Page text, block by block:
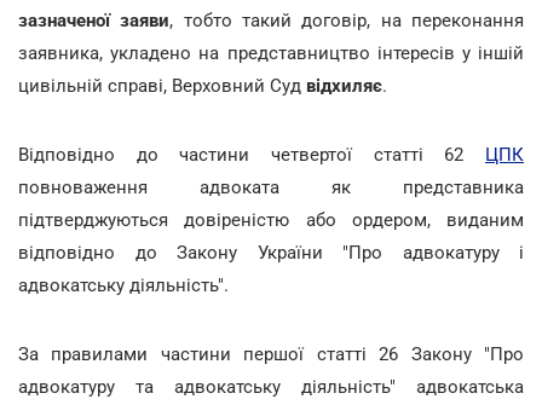
зазначеної заяви, тобто такий договір, на переконання
заявника, укладено на представництво інтересів у іншій
цивільній справі, Верховний Суд відхиляє.
Відповідно до частини четвертої статті 62 ЦПК
повноваження адвоката як представника
підтверджуються довіреністю або ордером, виданим
відповідно до Закону України "Про адвокатуру і
адвокатську діяльність".
За правилами частини першої статті 26 Закону "Про
адвокатуру та адвокатську діяльність" адвокатська